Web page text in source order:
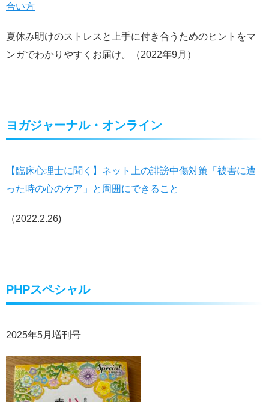
合い方
夏休み明けのストレスと上手に付き合うためのヒントをマ
ンガでわかりやすくお届け。（2022年9月）
ヨガジャーナル・オンライン
【臨床心理士に聞く】ネット上の誹謗中傷対策「被害に遭
った時の心のケア」と周囲にできること
（2022.2.26)
PHPスペシャル
2025年5月増刊号